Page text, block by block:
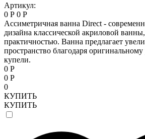
Артикул:
0 Р 0 Р
Ассиметричная ванна Direct -
дизайна классической акриловой
практичностью. Ванна предлагает
пространство благодаря
купели.
0 Р
0 Р
0
КУПИТЬ
КУПИТЬ